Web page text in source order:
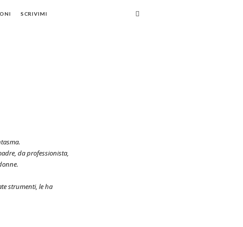
SCRIVIMI
da professionista,
strumenti, le ha